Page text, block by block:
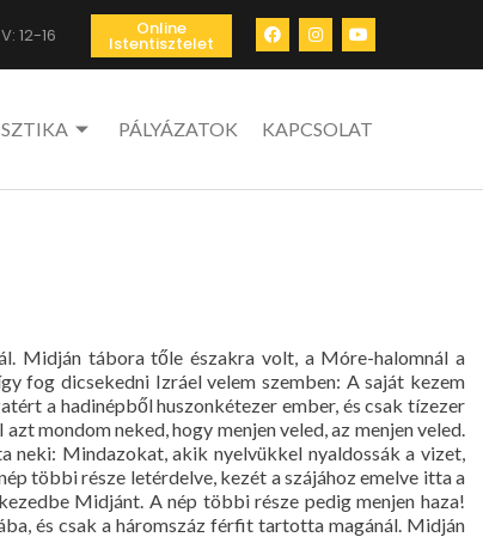
12-16 Online
Istentisztelet
PÁLYÁZATOK KAPCSOLAT
Midján tábora tőle északra volt, a Móre-halomnál a
fog dicsekedni Izráel velem szemben: A saját kezem
a hadinépből huszonkétezer ember, és csak tízezer
mondom neked, hogy menjen veled, az menjen veled.
neki: Mindazokat, akik nyelvükkel nyaldossák a vizet,
többi része letérdelve, kezét a szájához emelve itta a
Midjánt. A nép többi része pedig menjen haza!
és csak a háromszáz férfit tartotta magánál. Midján